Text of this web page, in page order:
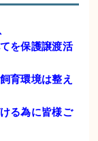
を保護譲渡活
育環境は整え
る為に皆様ご